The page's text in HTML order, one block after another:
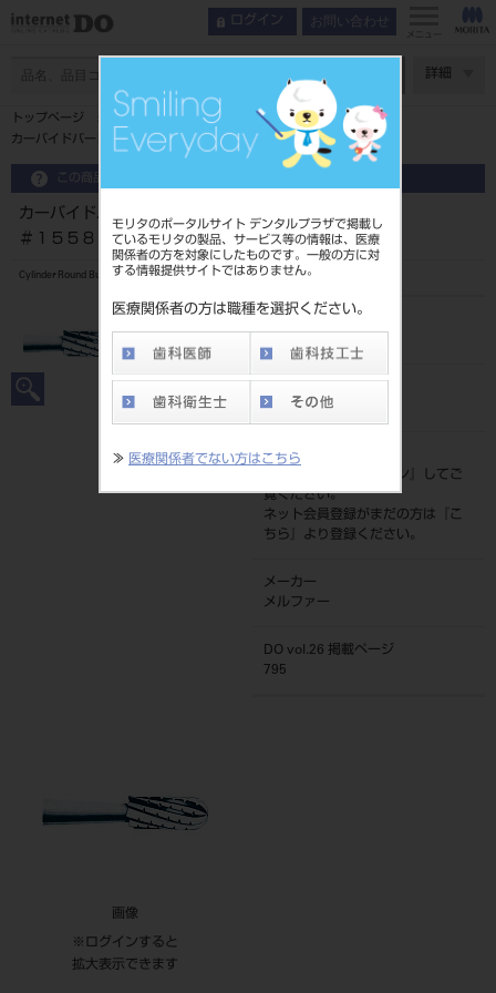
モリタのポータルサイト デンタルプラザで掲載し
ているモリタの製品、サービス等の情報は、医療
関係者の方を対象にしたものです。一般の方に対
する情報提供サイトではありません。
医療関係者の方は職種を選択ください。
≫ 医療関係者でない方はこちら
ログイン お問い合わせ
メニュー
詳細
トップページ
カーバイドバーＨＰ ４４．５㎜ ５入 ブリスター ＃１５５８
この商品に関するお問い合わせ
カーバイドバーＨＰ ４４．５㎜ ５入 ブリスター
＃１５５８
Cylinder Round Bur
4987741022057
標準価格
ログイン
』してご
覧ください。
ネット会員登録がまだの方は『
こ
ちら
』より登録ください。
メーカー
メルファー
DO vol.26 掲載ページ
795
画像
※ログインすると
拡大表示できます